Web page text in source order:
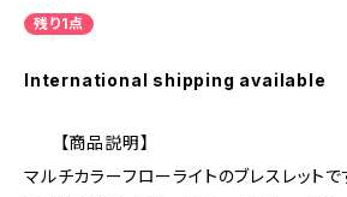
残り1点
International shipping available
【商品説明】
マルチカラーフローライトのブレスレットで